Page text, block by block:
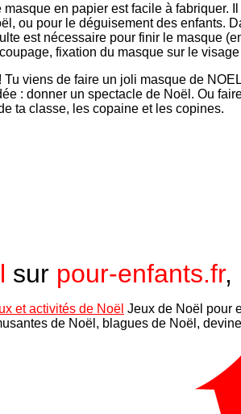
masque en papier est facile à fabriquer.
ou pour le déguisement des enfants.
est nécessaire pour finir le masque
fixation du masque sur le
Tu viens de faire un joli masque de
: donner un spectacle de Noël. Ou
ta classe, les copaine et les copines.
sur pour-enfants.fr,
et activités de Noël Jeux de Noël pour
de Noël, blagues de Noël,